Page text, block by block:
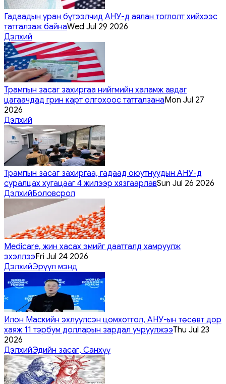
Гадаадын уран бүтээлчид АНУ-д аялан тоглолт хийхээс
татгалзаж байнаWed Jul 29 2026
Дэлхий
Трампын засаг захиргаа нийгмийн халамж авдаг
цагаачдад грин карт олгохоос татгалзанаMon Jul 27
2026
Дэлхий
Трампын засаг захиргаа, гадаад оюутнуудын АНУ-д
суралцах хугацааг 4 жилээр хязгаарлавSun Jul 26 2026
ДэлхийБоловсрол
Medicare, жин хасах эмийг даатгалд хамруулж
эхэллээFri Jul 24 2026
ДэлхийЭрүүл мэнд
Илон Маскийн эхлүүлсэн цомхотгол, АНУ-ын төсөвт дор
хаяж 11 тэрбум долларын зардал учруулжээThu Jul 23
2026
ДэлхийЭдийн засаг, Санхүү